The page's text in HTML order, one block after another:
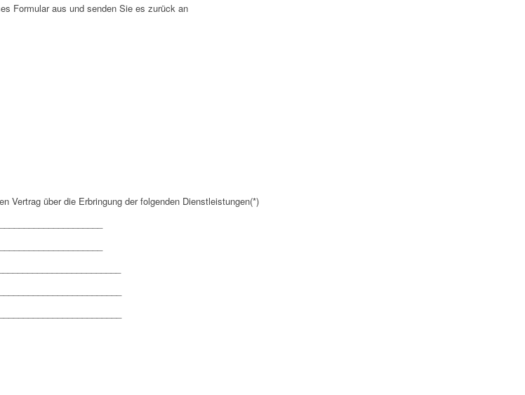
Formular aus und senden Sie es zurück an
Vertrag über die Erbringung der folgenden Dienstleistungen(*)